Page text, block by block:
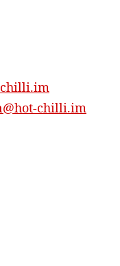
chilli.im